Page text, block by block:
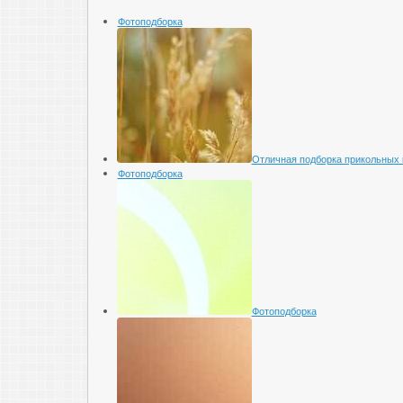
Фотоподборка
Отличная подборка прикольных
Фотоподборка
Фотоподборка